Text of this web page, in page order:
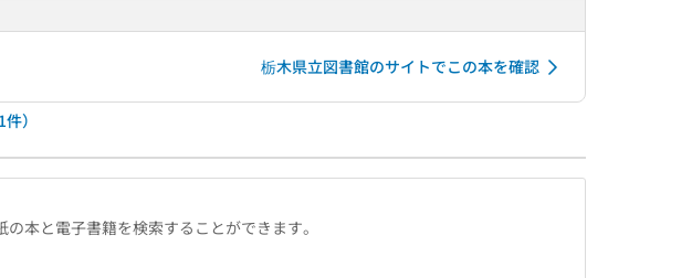
栃木県立図書館のサイトでこの本を確認
）
本と電子書籍を検索することができます。